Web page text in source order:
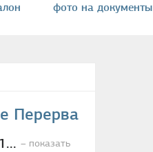
фото на документы
грузоперевозка
Перерва
– показать